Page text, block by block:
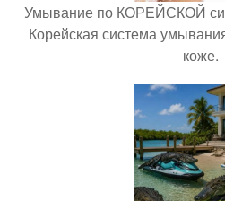
Умывание по КОРЕЙСКОЙ
Корейская система
коже.